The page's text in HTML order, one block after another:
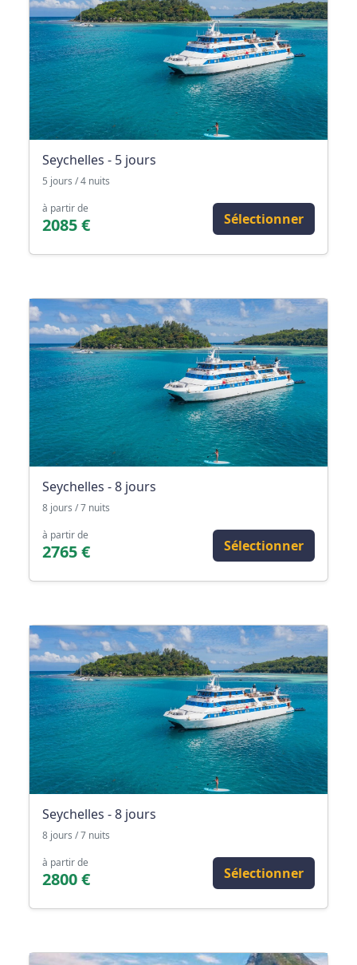
Seychelles - 5 jours
5 jours / 4 nuits
à partir de
2085 € Sélectionner
Seychelles - 8 jours
8 jours / 7 nuits
à partir de
2765 € Sélectionner
Seychelles - 8 jours
8 jours / 7 nuits
à partir de
2800 € Sélectionner